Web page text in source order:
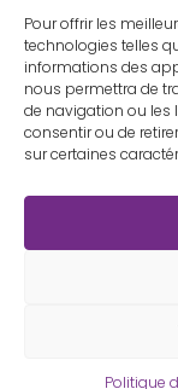
Pour offrir les
technologies telles
informations des
nous permettra de
de navigation ou les
consentir ou de
sur certaines
Politique
Concept
Services
Tarifs
Nos
Actualités
Politique de
Politique de